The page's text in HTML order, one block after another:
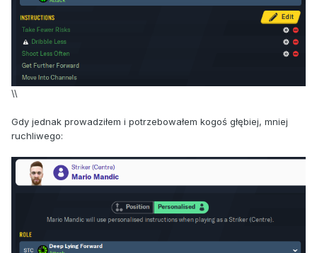
\\
Gdy jednak prowadziłem i potrzebowałem kogoś głębiej, mniej
ruchliwego: